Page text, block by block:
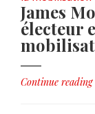
James
électeur
Continue reading